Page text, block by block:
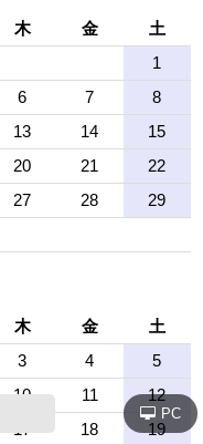
木 金
土
1
6 7
8
13 14
15
20 21
22
27 28
29
木 金
土
3 4
5
10 11
12
17 18 19
PC